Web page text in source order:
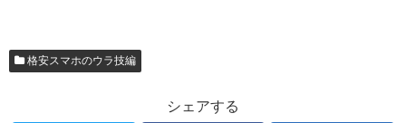
格安スマホのウラ技編
シェアする